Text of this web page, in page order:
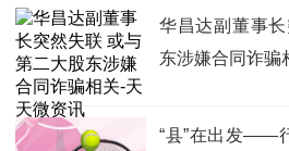
华昌达副董事
东涉嫌合同诈骗
“县”在出发——